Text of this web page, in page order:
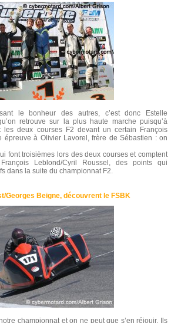
le bonheur des autres, c’est donc Estelle
retrouve sur la plus haute marche puisqu’à
les deux courses F2 devant un certain François
épreuve à Olivier Lavorel, frère de Sébastien : on
font troisièmes lors des deux courses et comptent
Leblond/Cyril Roussel, des points qui
dans la suite du championnat F2.
Georges Beigne, découvrent le FSBK
championnat et on ne peut que s’en réjouir. Ils